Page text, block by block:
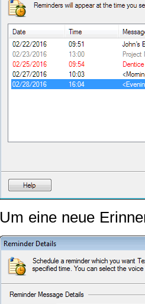
Um eine neue